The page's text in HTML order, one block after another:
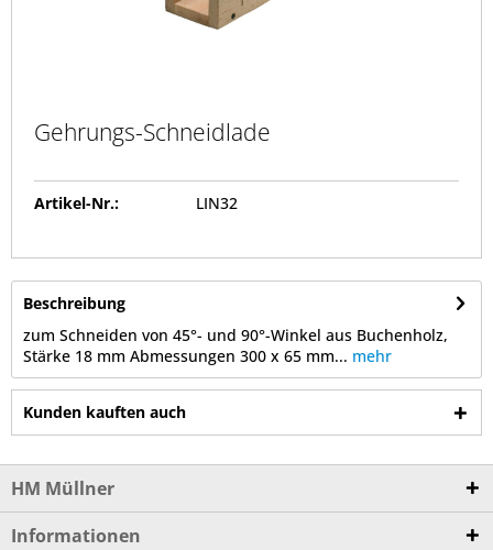
Gehrungs-Schneidlade
Artikel-Nr.: LIN32
Beschreibung
zum Schneiden von 45°- und 90°-Winkel aus Buchenholz,
Stärke 18 mm Abmessungen 300 x 65 mm... mehr
Kunden kauften auch
HM Müllner
Informationen